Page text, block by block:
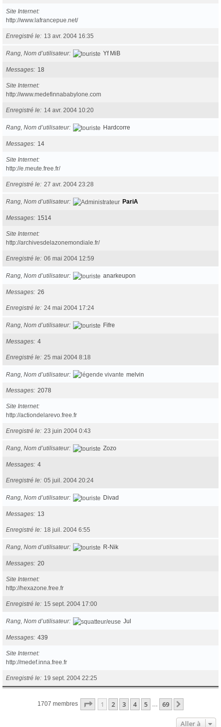
Site Internet
http://www.lafrancepue.net/
Enregistré le 13 avr. 2004 16:35
Rang, Nom d’utilisateur Yf MiB
Messages 18
Site Internet
http://www.medefinnababylone.com
Enregistré le 14 avr. 2004 10:20
Rang, Nom d’utilisateur Hardcorre
Messages 14
Site Internet
http://e.meute.free.fr/
Enregistré le 27 avr. 2004 23:28
Rang, Nom d’utilisateur PariA
Messages 1514
Site Internet
http://archivesdelazonemondiale.fr/
Enregistré le 06 mai 2004 12:59
Rang, Nom d’utilisateur anarkeupon
Messages 26
Enregistré le 24 mai 2004 17:24
Rang, Nom d’utilisateur Fifre
Messages 4
Enregistré le 25 mai 2004 8:18
Rang, Nom d’utilisateur melvin
Messages 2078
Site Internet
http://actiondelarevo.free.fr
Enregistré le 23 juin 2004 0:43
Rang, Nom d’utilisateur Zozo
Messages 4
Enregistré le 05 juil. 2004 20:24
Rang, Nom d’utilisateur Divad
Messages 13
Enregistré le 18 juil. 2004 6:55
Rang, Nom d’utilisateur R-Nik
Messages 20
Site Internet
http://hexazone.free.fr
Enregistré le 15 sept. 2004 17:00
Rang, Nom d’utilisateur Jul
Messages 439
Site Internet
http://medef.inna.free.fr
Enregistré le 19 sept. 2004 22:25
1707 membres Page 1sur69
1 2 3 4 5 69
Aller à